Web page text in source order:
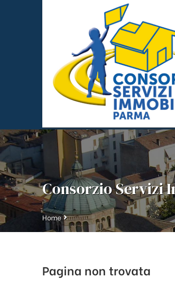
Consorzio Servizi
Home
Pagina non trovata